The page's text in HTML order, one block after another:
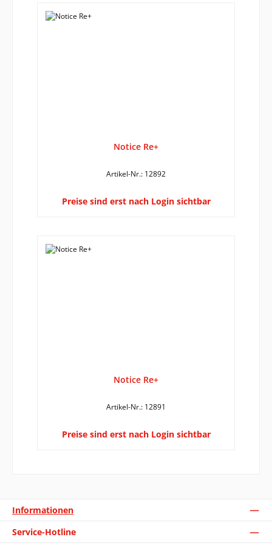
Notice Re+
Artikel-Nr.: 12892
Preise sind erst nach Login sichtbar
Notice Re+
Artikel-Nr.: 12891
Preise sind erst nach Login sichtbar
Informationen
Service-Hotline